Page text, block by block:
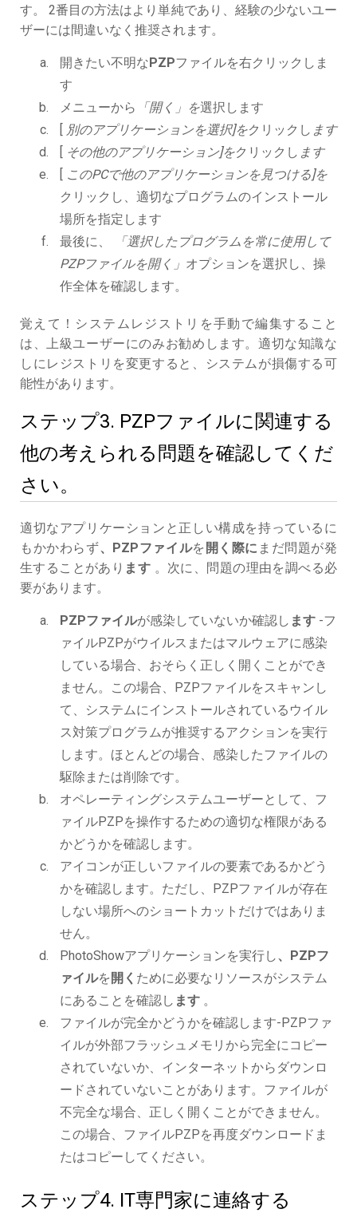
す。 2番目の方法はより単純であり、経験の少ないユー
ザーには間違いなく推奨されます。
開きたい不明なPZPファイルを右クリックしま
す
メニューから
「開く」を選択します
[ 別のアプリケーションを選択]をクリックし ます
[ その他のアプリケーション]をクリックし ます
[ このPCで他のアプリケーションを見つける]を
クリックし、適切なプログラムのインストール
場所を指定します
最後に、
「選択したプログラムを常に使用して
PZPファイルを開く」 オプションを選択し、操
作全体を確認します。
覚えて！システムレジストリを手動で編集すること
は、上級ユーザーにのみお勧めします。適切な知識な
しにレジストリを変更すると、システムが損傷する可
能性があります。
ステップ3. PZPファイルに関連する
他の考えられる問題を確認してくだ
さい。
適切なアプリケーションと正しい構成を持っているに
もかかわらず、PZPファイルを 開く際に まだ問題が発
生することがあり ます 。次に、問題の理由を調べる必
要があります。
PZPファイルが感染していないか確認し ます -フ
ァイルPZPがウイルスまたはマルウェアに感染
している場合、おそらく正しく開くことができ
ません。この場合、PZPファイルをスキャンし
て、システムにインストールされているウイル
ス対策プログラムが推奨するアクションを実行
します。ほとんどの場合、感染したファイルの
駆除または削除です。
オペレーティングシステムユーザーとして、フ
ァイルPZPを操作するための適切な権限がある
かどうかを確認します。
アイコンが正しいファイルの要素であるかどう
かを確認します。ただし、PZPファイルが存在
しない場所へのショートカットだけではありま
せん。
PhotoShowアプリケーションを実行し、PZPフ
ァイルを 開く ために必要なリソースがシステム
にあることを確認し ます 。
ファイルが完全かどうかを確認します-PZPファ
イルが外部フラッシュメモリから完全にコピー
されていないか、インターネットからダウンロ
ードされていないことがあります。ファイルが
不完全な場合、正しく開くことができません。
この場合、ファイルPZPを再度ダウンロードま
たはコピーしてください。
ステップ4. IT専門家に連絡する